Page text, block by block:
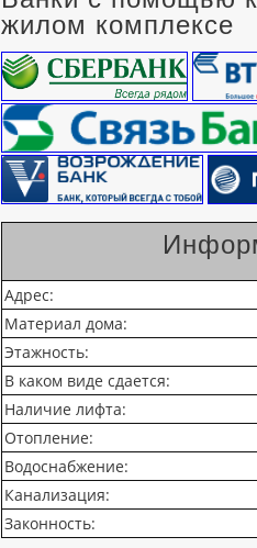
жилом комплексе
Адрес:
Материал дома:
Этажность:
В каком виде сдается:
Наличие лифта:
Отопление:
Водоснабжение:
Канализация:
Законность: